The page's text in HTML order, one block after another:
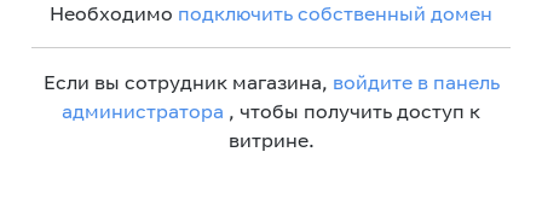
Необходимо подключить собственный домен
Если вы сотрудник магазина, войдите в панель
администратора , чтобы получить доступ к
витрине.